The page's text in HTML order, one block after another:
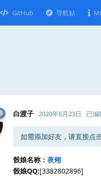
GitHub 导航贴
白渡子 2020年6月23日 已编
如需添加好友，请直接点
骰娘名称： 夜翎
骰娘QQ:[3382802896]